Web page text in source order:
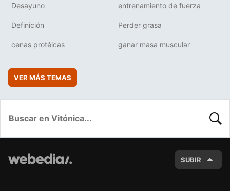
Desayuno entrenamiento de fuerza
Definición Perder grasa
cenas protéicas ganar masa muscular
VER MÁS TEMAS
SUBIR